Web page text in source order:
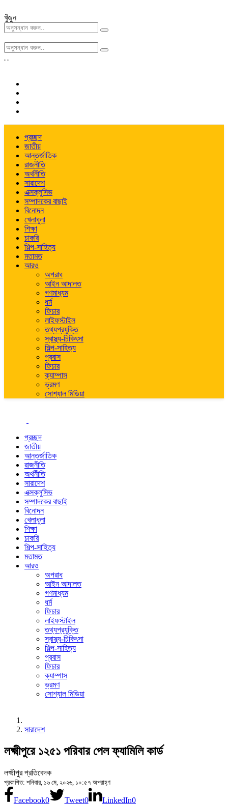
খুঁজুন
, ,
প্রচ্ছদ
জাতীয়
আন্তর্জাতিক
রাজনীতি
অর্থনীতি
সারাদেশ
এক্সক্লুসিভ
সম্পাদকের বাছাই
বিনোদন
খেলাধুলা
শিক্ষা
চাকরি
শিল্প-সাহিত্য
মতামত
আরও
অপরাধ
আইন আদালত
গণমাধ্যম
ধর্ম
ফিচার
লাইফস্টাইল
তথ্যপ্রযুক্তি
স্বাস্থ্য-চিকিৎসা
শিল্প-সাহিত্য
প্রবাস
ফিচার
ক্যাম্পাস
ভ্রমণ
সোশ্যাল মিডিয়া
প্রচ্ছদ
জাতীয়
আন্তর্জাতিক
রাজনীতি
অর্থনীতি
সারাদেশ
এক্সক্লুসিভ
সম্পাদকের বাছাই
বিনোদন
খেলাধুলা
শিক্ষা
চাকরি
শিল্প-সাহিত্য
মতামত
আরও
অপরাধ
আইন আদালত
গণমাধ্যম
ধর্ম
ফিচার
লাইফস্টাইল
তথ্যপ্রযুক্তি
স্বাস্থ্য-চিকিৎসা
শিল্প-সাহিত্য
প্রবাস
ফিচার
ক্যাম্পাস
ভ্রমণ
সোশ্যাল মিডিয়া
সারাদেশ
লক্ষ্মীপুরে ১২৫১ পরিবার পেল ফ্যামিলি কার্ড
লক্ষ্মীপুর প্রতিবেদক
প্রকাশিত: শনিবার, ১৬ মে, ২০২৬, ১০:৫৭ অপরাহ্ণ
Facebook0 Tweet0 LinkedIn0